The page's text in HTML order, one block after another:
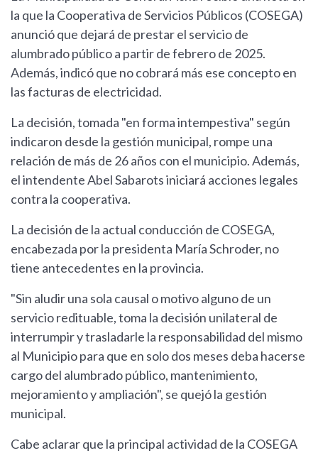
la que la Cooperativa de Servicios Públicos (COSEGA)
anunció que dejará de prestar el servicio de
alumbrado público a partir de febrero de 2025.
Además, indicó que no cobrará más ese concepto en
las facturas de electricidad.
La decisión, tomada "en forma intempestiva" según
indicaron desde la gestión municipal, rompe una
relación de más de 26 años con el municipio. Además,
el intendente Abel Sabarots iniciará acciones legales
contra la cooperativa.
La decisión de la actual conducción de COSEGA,
encabezada por la presidenta María Schroder, no
tiene antecedentes en la provincia.
"Sin aludir una sola causal o motivo alguno de un
servicio redituable, toma la decisión unilateral de
interrumpir y trasladarle la responsabilidad del mismo
al Municipio para que en solo dos meses deba hacerse
cargo del alumbrado público, mantenimiento,
mejoramiento y ampliación", se quejó la gestión
municipal.
Cabe aclarar que la principal actividad de la COSEGA